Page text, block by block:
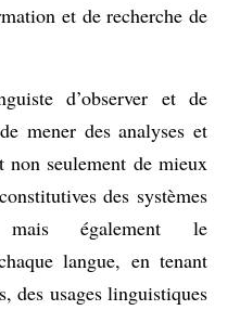
et de recherche de
d’observer et de
mener des analyses et
non seulement de mieux
des systèmes
mais également le
langue, en tenant
des usages linguistiques